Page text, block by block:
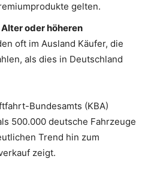
gelten.
oder höheren
oft im Ausland Käufer, die
als dies in Deutschland
Bundesamts (KBA)
500.000 deutsche Fahrzeuge
Trend hin zum
zeigt.